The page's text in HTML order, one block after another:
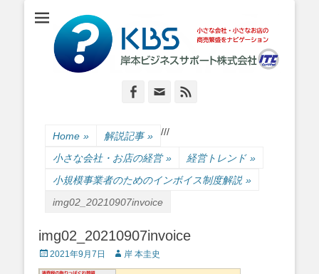
岸本ビジネスサポ
ート株式会社
小さな会社・小さなお店のIT経営をナビゲーション
Facebook
Email
Home » 解説記事 » /
小さな会社・お店の経営 »
/
経営トレンド »
/
小規模事業者のためのインボイス制度解説 »
img02_20210907invoice
img02_20210907invoice
Posted
on
2021年9月7日 Author
岸 本圭史